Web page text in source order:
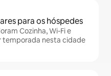
para os hóspedes
Cozinha, Wi-Fi e
temporada nesta cidade